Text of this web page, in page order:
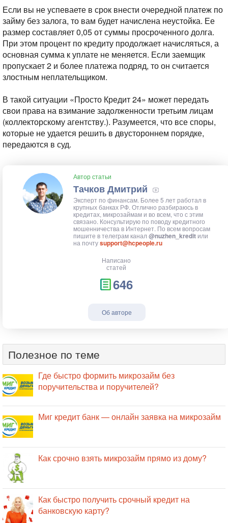
Если вы не успеваете в срок внести очередной платеж по
займу без залога, то вам будет начислена неустойка. Ее
размер составляет 0,05 от суммы просроченного долга.
При этом процент по кредиту продолжает начисляться, а
основная сумма к уплате не меняется. Если заемщик
пропускает 2 и более платежа подряд, то он считается
злостным неплательщиком.
В такой ситуации «Просто Кредит 24» может передать
свои права на взимание задолженности третьим лицам
(коллекторскому агентству.). Разумеется, что все споры,
которые не удается решить в двустороннем порядке,
передаются в суд.
Автор статьи
Тачков Дмитрий
Эксперт по финансам. Более 5 лет работал в
крупных банках РФ. Отлично разбираюсь в
кредитах, микрозаймам и во всем, что с этим
связано. Консультирую по поводу кредитного
мошенничества в Интернет. По всем вопросам
пишите в телеграм канал @nuzhen_kredit или
на почтуsupport@hcpeople.ru
Написано
статей
646
Об авторе
Полезное по теме
Где быстро формить микрозайм без
поручительства и поручителей?
Миг кредит банк — онлайн заявка на микрозайм
Как срочно взять микрозайм прямо из дому?
Как быстро получить срочный кредит на
банковскую карту?